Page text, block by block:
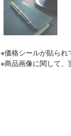
※価格シールが貼られ
※商品画像に関して、